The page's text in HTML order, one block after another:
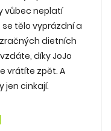
vůbec neplatí
tělo vyprázdní a
dietních
díky JoJo
vrátíte zpět. A
jen cinkají.